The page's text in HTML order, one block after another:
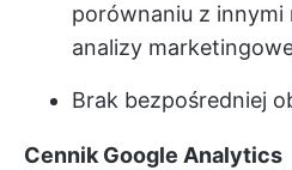
porównaniu z innymi
analizy
Brak bezpośredniej
Cennik Google Analytics